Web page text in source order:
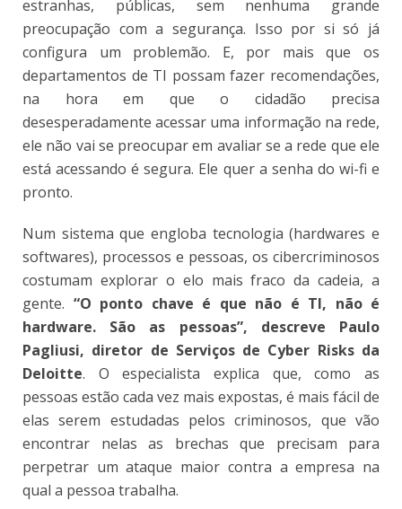
estranhas, públicas, sem nenhuma grande
preocupação com a segurança. Isso por si só já
configura um problemão. E, por mais que os
departamentos de TI possam fazer recomendações,
na hora em que o cidadão precisa
desesperadamente acessar uma informação na rede,
ele não vai se preocupar em avaliar se a rede que ele
está acessando é segura. Ele quer a senha do wi-fi e
pronto.
Num sistema que engloba tecnologia (hardwares e
softwares), processos e pessoas, os cibercriminosos
costumam explorar o elo mais fraco da cadeia, a
gente. “O ponto chave é que não é TI, não é
hardware. São as pessoas”, descreve Paulo
Pagliusi, diretor de Serviços de Cyber Risks da
Deloitte. O especialista explica que, como as
pessoas estão cada vez mais expostas, é mais fácil de
elas serem estudadas pelos criminosos, que vão
encontrar nelas as brechas que precisam para
perpetrar um ataque maior contra a empresa na
qual a pessoa trabalha.